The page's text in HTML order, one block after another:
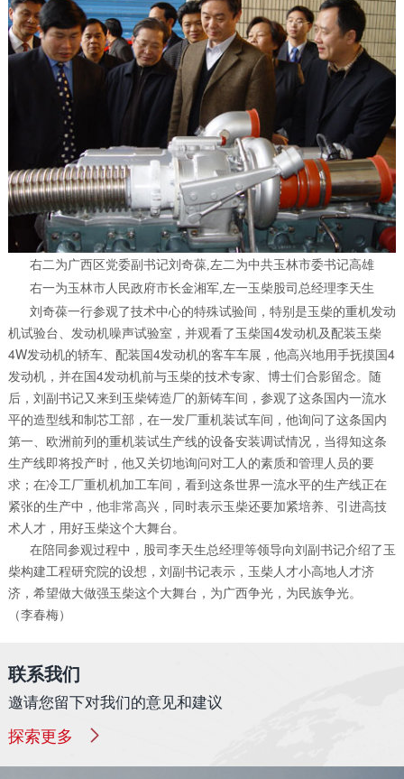
右二为广西区党委副书记刘奇葆,左二为中共玉林市委书记高雄
右一为玉林市人民政府市长金湘军,左一玉柴股司总经理李天生
刘奇葆一行参观了技术中心的特殊试验间，特别是玉柴的重机发动
机试验台、发动机噪声试验室，并观看了玉柴国4发动机及配装玉柴
4W发动机的轿车、配装国4发动机的客车车展，他高兴地用手抚摸国4
发动机，并在国4发动机前与玉柴的技术专家、博士们合影留念。随
后，刘副书记又来到玉柴铸造厂的新铸车间，参观了这条国内一流水
平的造型线和制芯工部，在一发厂重机装试车间，他询问了这条国内
第一、欧洲前列的重机装试生产线的设备安装调试情况，当得知这条
生产线即将投产时，他又关切地询问对工人的素质和管理人员的要
求；在冷工厂重机机加工车间，看到这条世界一流水平的生产线正在
紧张的生产中，他非常高兴，同时表示玉柴还要加紧培养、引进高技
术人才，用好玉柴这个大舞台。
在陪同参观过程中，股司李天生总经理等领导向刘副书记介绍了玉
柴构建工程研究院的设想，刘副书记表示，玉柴人才小高地人才济
济，希望做大做强玉柴这个大舞台，为广西争光，为民族争光。
（李春梅）
联系我们
邀请您留下对我们的意见和建议
探索更多